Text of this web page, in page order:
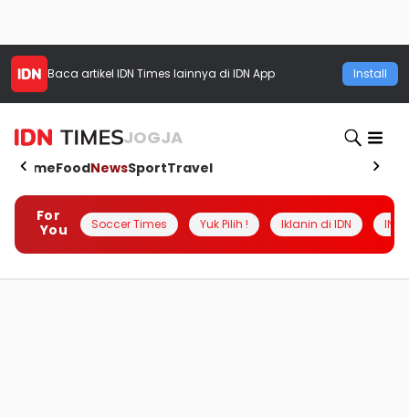
Baca artikel IDN Times lainnya di IDN App Install
JOGJA
HomeFoodNewsSportTravel
For
You
Soccer Times Yuk Pilih ! Iklanin di IDN